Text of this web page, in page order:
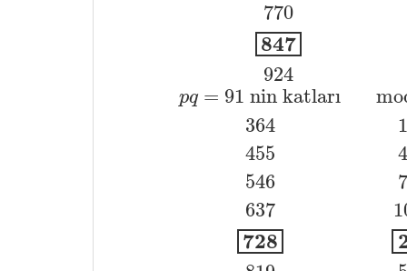
770
847
924
pq = 91 nin katları
364
455
546
637
728
1
4
7
nin katları